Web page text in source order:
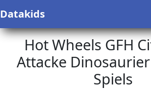
Datakids
Hot Wheels GFH
Attacke
Spiels